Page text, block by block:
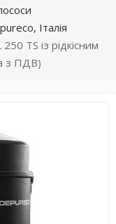
Італія
TS із рідкісним
з ПДВ)